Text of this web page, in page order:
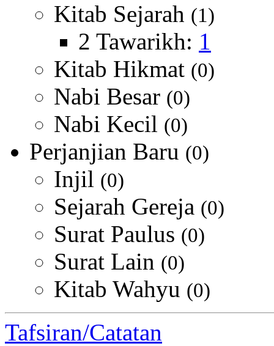
Kitab Sejarah (1)
2 Tawarikh: 1
Kitab Hikmat (0)
Nabi Besar (0)
Nabi Kecil (0)
Perjanjian Baru (0)
Injil (0)
Sejarah Gereja (0)
Surat Paulus (0)
Surat Lain (0)
Kitab Wahyu (0)
Tafsiran/Catatan